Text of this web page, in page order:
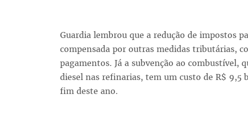
Guardia lembrou que a redução de impostos
compensada por outras medidas tributárias,
pagamentos. Já a subvenção ao combustível,
diesel nas refinarias, tem um custo de R$ 9,5
fim deste ano.